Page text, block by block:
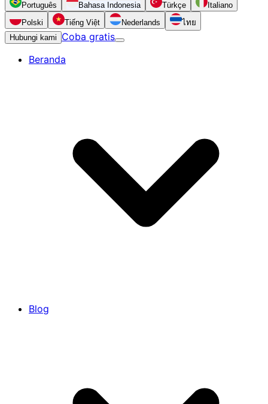
Português Bahasa Indonesia Türkçe
Italiano
Polski
Tiếng Việt Nederlands
ไทย
Hubungi kami
Coba gratis
Beranda
Blog